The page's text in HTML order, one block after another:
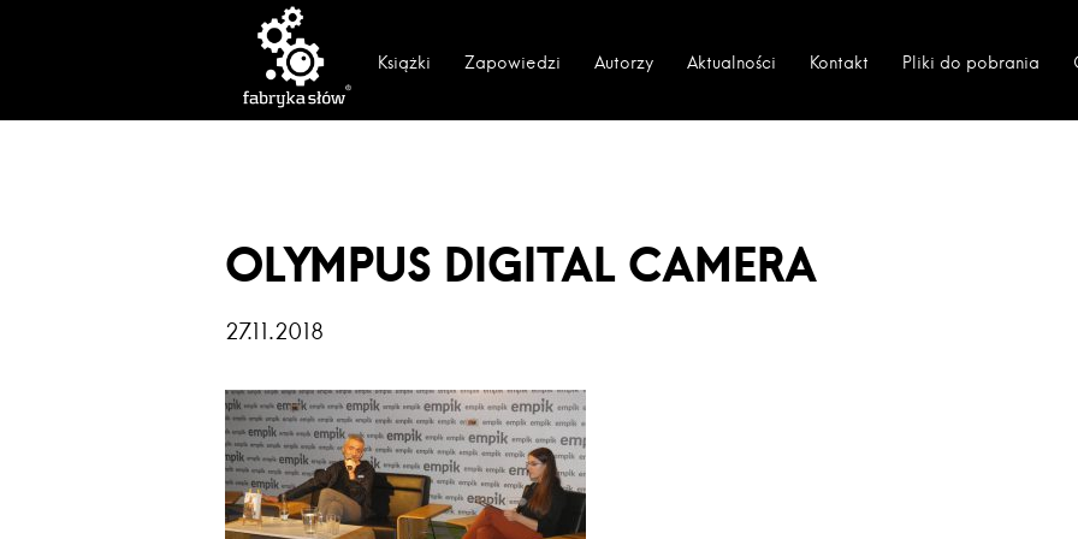
Książki Zapowiedzi Autorzy Aktualności Kontakt Pliki do pobrania
OLYMPUS DIGITAL CAMERA
27.11.2018